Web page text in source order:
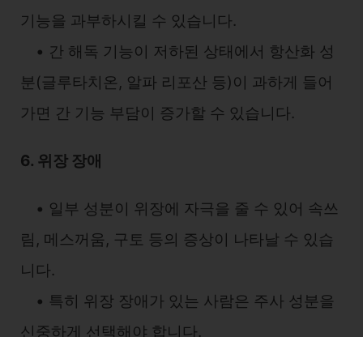
기능을 과부하시킬 수 있습니다.
• 간 해독 기능이 저하된 상태에서 항산화 성
분(글루타치온, 알파 리포산 등)이 과하게 들어
가면 간 기능 부담이 증가할 수 있습니다.
6. 위장 장애
• 일부 성분이 위장에 자극을 줄 수 있어 속쓰
림, 메스꺼움, 구토 등의 증상이 나타날 수 있습
니다.
• 특히 위장 장애가 있는 사람은 주사 성분을
신중하게 선택해야 합니다.